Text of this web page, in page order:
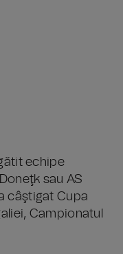
echipe
sau AS
câştigat Cupa
Campionatul